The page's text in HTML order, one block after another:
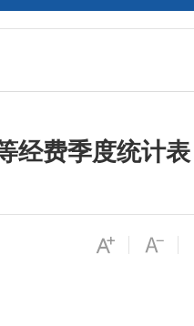
经费季度统计表